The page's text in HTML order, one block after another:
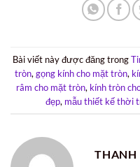
Bài viết này được đăng trong
tròn, gọng kính cho mặt tròn,
râm cho mặt tròn, kính tròn
đẹp, mẫu thiết kế thời
THANH